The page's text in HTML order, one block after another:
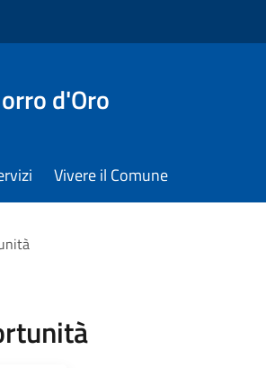
d'Oro
Vivere il Comune